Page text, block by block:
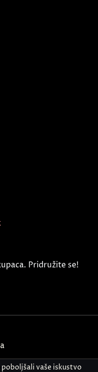
Pridružite se!
vaše iskustvo